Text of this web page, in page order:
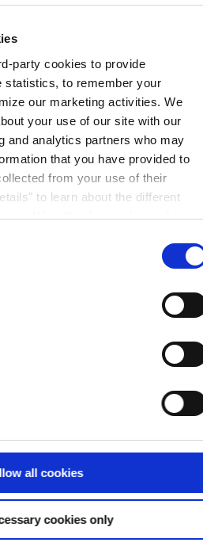
party cookies to provide
statistics, to remember your
our marketing activities. We
your use of our site with our
and analytics partners who may
that you have provided to
from your use of their
to learn about the different
We will only use the cookies
your consent. You may
any time by using the link in our
like to know more how we
please visit our
all cookies
cookies only
01 707 0